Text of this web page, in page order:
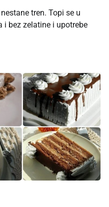
tren. Topi se u
i bez zelatine i upotrebe